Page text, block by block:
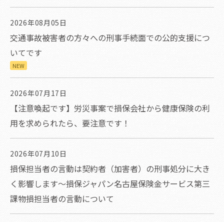
2026年08月05日
交通事故被害者の方々への刑事手続面での公的支援につ
いてです
NEW
2026年07月17日
【注意喚起です】労災事案で損保会社から健康保険の利
用を求められたら、要注意です！
2026年07月10日
損保担当者の言動は契約者（加害者）の刑事処分に大き
く影響します～損保ジャパン名古屋保険金サービス第三
課物損担当者の言動について